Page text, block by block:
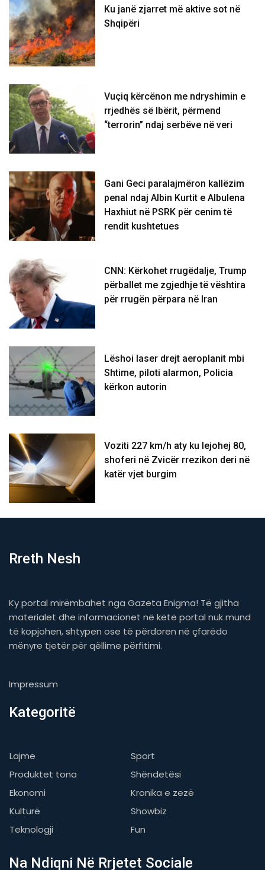
Ku janë zjarret më aktive sot në
Shqipëri
Vuçiq kërcënon me ndryshimin e
rrjedhës së Ibërit, përmend
“terrorin” ndaj serbëve në veri
Gani Geci paralajmëron kallëzim
penal ndaj Albin Kurtit e Albulena
Haxhiut në PSRK për cenim të
rendit kushtetues
CNN: Kërkohet rrugëdalje, Trump
përballet me zgjedhje të vështira
për rrugën përpara në Iran
Lëshoi laser drejt aeroplanit mbi
Shtime, piloti alarmon, Policia
kërkon autorin
Voziti 227 km/h aty ku lejohej 80,
shoferi në Zvicër rrezikon deri në
katër vjet burgim
Rreth Nesh
Ky portal mirëmbahet nga Gazeta Enigma! Të gjitha
materialet dhe informacionet në këtë portal nuk mund
të kopjohen, shtypen ose të përdoren në çfarëdo
mënyre tjetër për qëllime përfitimi.
Impressum
Kategoritë
Lajme
Sport
Produktet tona
Shëndetësi
Ekonomi
Kronika e zezë
Kulturë
Showbiz
Teknologji
Fun
Na Ndiqni Në Rrjetet Sociale